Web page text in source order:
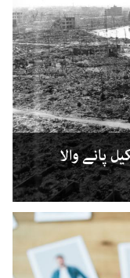
پانے والا